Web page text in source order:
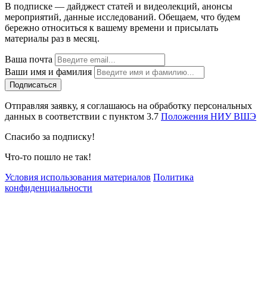
В подписке — дайджест статей и видеолекций, анонсы
мероприятий, данные исследований. Обещаем, что будем
бережно относиться к вашему времени и присылать
материалы раз в месяц.
Ваша почта
Ваши имя и фамилия
Отправляя заявку, я соглашаюсь на обработку персональных
данных в соответствии с пунктом 3.7 Положения НИУ ВШЭ
Спасибо за подписку!
Что-то пошло не так!
Условия использования материалов Политика
конфиденциальности